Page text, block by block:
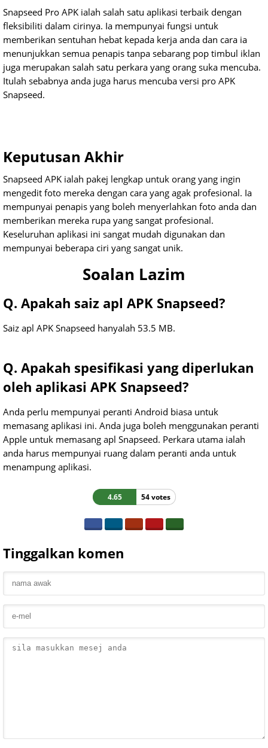
Snapseed Pro APK ialah salah satu aplikasi terbaik dengan
fleksibiliti dalam cirinya. Ia mempunyai fungsi untuk
memberikan sentuhan hebat kepada kerja anda dan cara ia
menunjukkan semua penapis tanpa sebarang pop timbul iklan
juga merupakan salah satu perkara yang orang suka mencuba.
Itulah sebabnya anda juga harus mencuba versi pro APK
Snapseed.
Keputusan Akhir
Snapseed APK ialah pakej lengkap untuk orang yang ingin
mengedit foto mereka dengan cara yang agak profesional. Ia
mempunyai penapis yang boleh menyerlahkan foto anda dan
memberikan mereka rupa yang sangat profesional.
Keseluruhan aplikasi ini sangat mudah digunakan dan
mempunyai beberapa ciri yang sangat unik.
Soalan Lazim
Q. Apakah saiz apl APK Snapseed?
Saiz apl APK Snapseed hanyalah 53.5 MB.
Q. Apakah spesifikasi yang diperlukan
oleh aplikasi APK Snapseed?
Anda perlu mempunyai peranti Android biasa untuk
memasang aplikasi ini. Anda juga boleh menggunakan peranti
Apple untuk memasang apl Snapseed. Perkara utama ialah
anda harus mempunyai ruang dalam peranti anda untuk
menampung aplikasi.
4.65 54 votes
Tinggalkan komen